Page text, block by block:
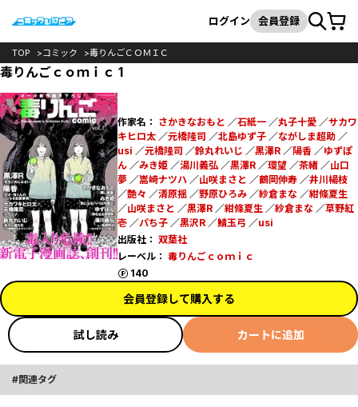
検索
ログイン 会員登録カート
TOP コミック 毒りんごＣＯＭＩＣ
毒りんごｃｏｍｉｃ 1
作家名： さかきなおもと ／石紙一／丸子十愛／サカワ
キヒロ太／元橋隆司 ／北島ゆず子／ながしま超助／
usi ／元橋隆司 ／鈴丸れいじ ／黒澤R／陽香／ゆずぽ
ん／みき姫／湯川義弘／黒澤R／環望 ／茶緒／山口
夢／嵩崎ナツハ／山咲まさと ／鶴岡伸寿／井川楊枝
／艶々 ／清原揺／野原ひろみ／紗倉まな／紺條夏生
／山咲まさと ／黒澤R／紺條夏生／紗倉まな／草野紅
壱／パち子／黒沢R／鯖玉弓 ／usi
出版社： 双葉社
レーベル： 毒りんごｃｏｍｉｃ
140
会員登録して購入する
試し読み カートに追加
関連タグ